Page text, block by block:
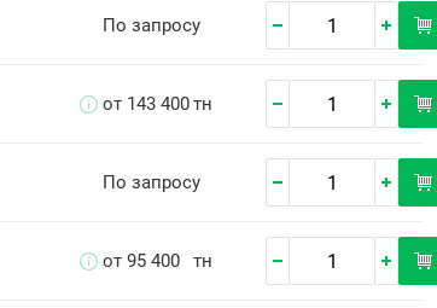
По запросу
от 143 400тн
По запросу
от 95 400 тн